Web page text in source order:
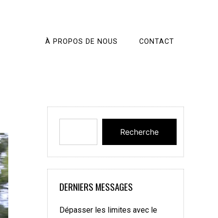
À PROPOS DE NOUS CONTACT
Recherche
DERNIERS MESSAGES
Dépasser les limites avec le